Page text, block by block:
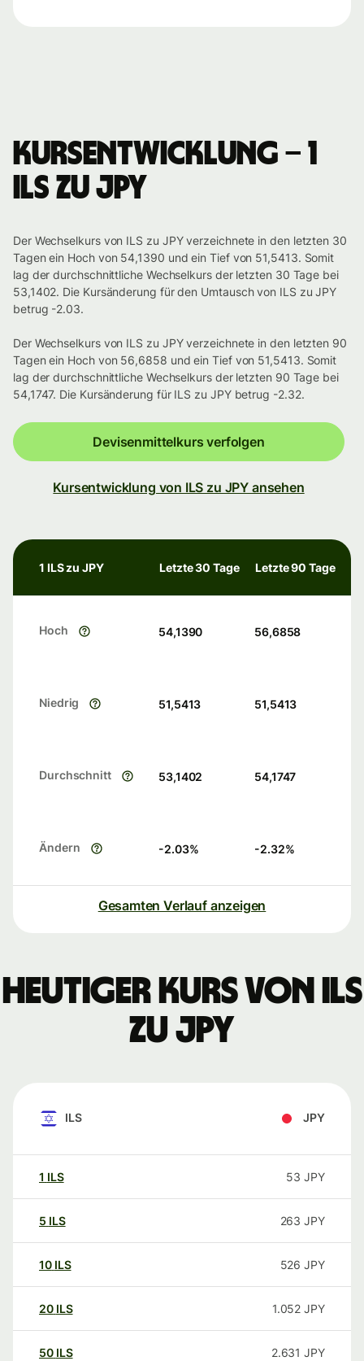
Kursentwicklung – 1
ILS zu JPY
Der Wechselkurs von ILS zu JPY verzeichnete in den letzten 30
Tagen ein Hoch von 54,1390 und ein Tief von 51,5413. Somit
lag der durchschnittliche Wechselkurs der letzten 30 Tage bei
53,1402. Die Kursänderung für den Umtausch von ILS zu JPY
betrug -2.03.
Der Wechselkurs von ILS zu JPY verzeichnete in den letzten 90
Tagen ein Hoch von 56,6858 und ein Tief von 51,5413. Somit
lag der durchschnittliche Wechselkurs der letzten 90 Tage bei
54,1747. Die Kursänderung für ILS zu JPY betrug -2.32.
Devisenmittelkurs verfolgen
Kursentwicklung von ILS zu JPY ansehen
1 ILS zu JPY Letzte 30 Tage Letzte 90 Tage
Hoch 54,1390 56,6858
Niedrig 51,5413 51,5413
Durchschnitt 53,1402 54,1747
Ändern -2.03% -2.32%
Gesamten Verlauf anzeigen
Heutiger Kurs von ILS
zu JPY
ILS JPY
1 ILS 53 JPY
5 ILS 263 JPY
10 ILS 526 JPY
20 ILS 1.052 JPY
50 ILS 2.631 JPY